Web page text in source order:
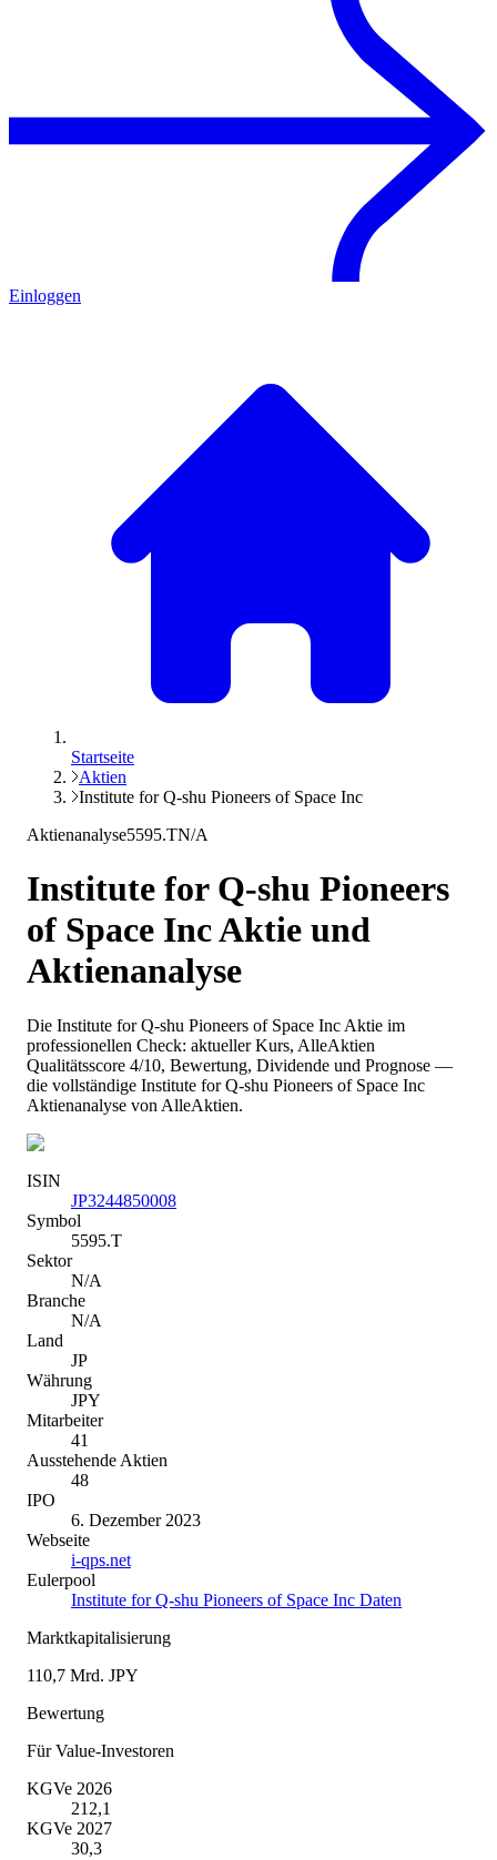
Einloggen
Startseite
Aktien
Institute for Q-shu Pioneers of Space Inc
Aktienanalyse5595.TN/A
Institute for Q-shu Pioneers
of Space IncAktie und
Aktienanalyse
Die Institute for Q-shu Pioneers of Space Inc Aktie im
professionellen Check: aktueller Kurs, AlleAktien
Qualitätsscore 4/10, Bewertung, Dividende und Prognose —
die vollständige Institute for Q-shu Pioneers of Space Inc
Aktienanalyse von AlleAktien.
ISIN
JP3244850008
Symbol
5595.T
Sektor
N/A
Branche
N/A
Land
JP
Währung
JPY
Mitarbeiter
41
Ausstehende Aktien
48
IPO
6. Dezember 2023
Webseite
i-qps.net
Eulerpool
Institute for Q-shu Pioneers of Space Inc Daten
Marktkapitalisierung
110,7 Mrd. JPY
Bewertung
Für Value-Investoren
KGVe 2026
212,1
KGVe 2027
30,3